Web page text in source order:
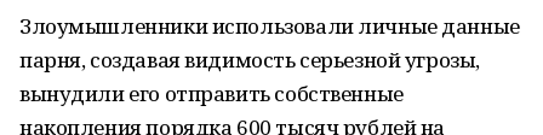
Злоумышленники использовали личные данные
парня, создавая видимость серьезной угрозы,
вынудили его отправить собственные
накопления порядка 600 тысяч рублей на